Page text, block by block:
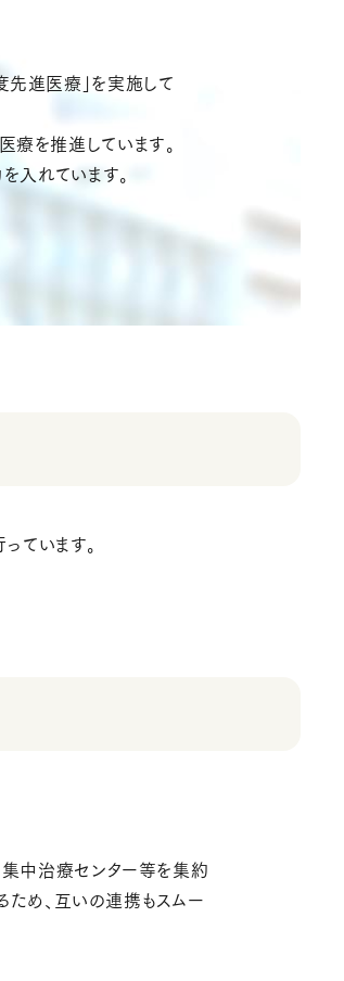
先進医療」を実施して
療を推進しています。
入れています。
ています。
中治療センター等を集約
め、互いの連携もスムー